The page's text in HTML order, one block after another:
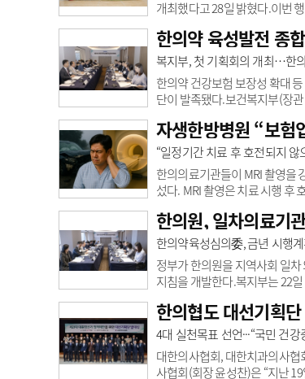
4
전공의
5
의사국
메디 Hospital 지역병원
인포메이션 행정처분
학회·연수강좌 학회/연수강좌
고객센터 회사소개
개최했다고 28일 밝혔다.이번
석해 행사를 지원했다.본 행사
계주 등 11개 종목에서 선의의
든 참가자들이 소정의 선물을
한의약 육성발전 종
복지부, 첫 기획회의 개최…한
한의약 건강보험 보장성 확대
단이 발족됐다.보건복지부(장
현재 시행 중인 제4차 종합계획
전 종합계획 수립 추진단은 민
참여한다. 정책·제도적 개선사
자생한방병원 “보험
“일정기간 치료 후 호전되지
한의의료기관들이 MRI 촬영을
섰다. MRI 촬영은 치료 시행 후
등을 활용한 한의치료를 과잉
스러워하는 것을 가볍게 치료하
영이 이뤄지는 경우는 많지 않
한의원, 일차의료기
한의약육성심의委, 금년 시행
정부가 한의원을 지역사회 일
지침을 개발한다.복지부는 22
년도 시행계획 ▲제5차 종합계
논의됐다.복지부는 한의약 육
수립하고 있다. 4차 계획의 마
한의협도 대선기획
4대 실천목표 선언···“국민 건
대한의사협회, 대한치과의사협
사협회(회장 윤성찬)은 “지난